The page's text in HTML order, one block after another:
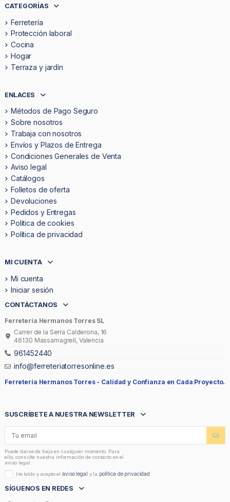
CATEGORÍAS
Ferretería
Protección laboral
Cocina
Hogar
Terraza y jardín
ENLACES
Métodos de Pago Seguro
Sobre nosotros
Trabaja con nosotros
Envíos y Plazos de Entrega
Condiciones Generales de Venta
Aviso legal
Catálogos
Folletos de oferta
Devoluciones
Pedidos y Entregas
Politica de cookies
Política de privacidad
MI CUENTA
Mi cuenta
Iniciar sesión
CONTÁCTANOS
Ferretería Hermanos Torres SL
Carrer de la Serra Calderona, 16
46130 Massamagrell, Valencia
961452440
info@ferreteriatorresonline.es
Ferretería Hermanos Torres - Calidad y Confianza en Cada Proyecto.
SUSCRÍBETE A NUESTRA NEWSLETTER
Puede darse de baja en cualquier momento. Para
ello, consulte nuestra información de contacto en el
aviso legal.
He leído y acepto elaviso legal y la política de privacidad
SÍGUENOS EN REDES